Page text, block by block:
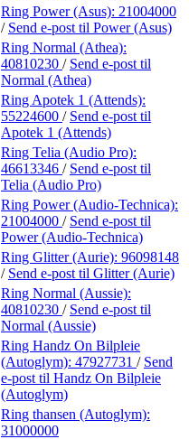
Ring Power (Asus): 21004000
/ Send e-post til Power (Asus)
Ring Normal (Athea):
40810230 / Send e-post til
Normal (Athea)
Ring Apotek 1 (Attends):
55224600 / Send e-post til
Apotek 1 (Attends)
Ring Telia (Audio Pro):
46613346 / Send e-post til
Telia (Audio Pro)
Ring Power (Audio-Technica):
21004000 / Send e-post til
Power (Audio-Technica)
Ring Glitter (Aurie): 96098148
/ Send e-post til Glitter (Aurie)
Ring Normal (Aussie):
40810230 / Send e-post til
Normal (Aussie)
Ring Handz On Bilpleie
(Autoglym): 47927731 / Send
e-post til Handz On Bilpleie
(Autoglym)
Ring thansen (Autoglym):
31000000